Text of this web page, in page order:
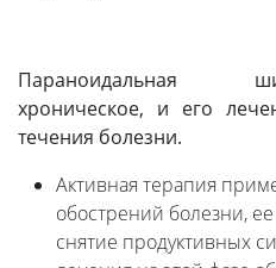
Параноидальная
хроническое, и его
течения болезни.
Активная терапия
обострений болезни,
снятие продуктивных